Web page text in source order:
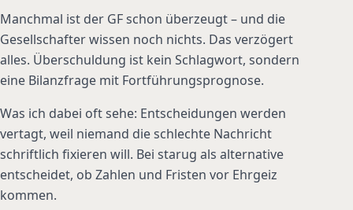
Manchmal ist der GF schon überzeugt – und die
Gesellschafter wissen noch nichts. Das verzögert
alles. Überschuldung ist kein Schlagwort, sondern
eine Bilanzfrage mit Fortführungsprognose.
Was ich dabei oft sehe: Entscheidungen werden
vertagt, weil niemand die schlechte Nachricht
schriftlich fixieren will. Bei starug als alternative
entscheidet, ob Zahlen und Fristen vor Ehrgeiz
kommen.